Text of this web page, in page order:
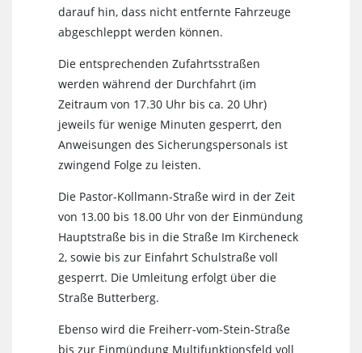
darauf hin, dass nicht entfernte Fahrzeuge
abgeschleppt werden können.
Die entsprechenden Zufahrtsstraßen
werden während der Durchfahrt (im
Zeitraum von 17.30 Uhr bis ca. 20 Uhr)
jeweils für wenige Minuten gesperrt, den
Anweisungen des Sicherungspersonals ist
zwingend Folge zu leisten.
Die Pastor-Kollmann-Straße wird in der Zeit
von 13.00 bis 18.00 Uhr von der Einmündung
Hauptstraße bis in die Straße Im Kircheneck
2, sowie bis zur Einfahrt Schulstraße voll
gesperrt. Die Umleitung erfolgt über die
Straße Butterberg.
Ebenso wird die Freiherr-vom-Stein-Straße
bis zur Einmündung Multifunktionsfeld voll